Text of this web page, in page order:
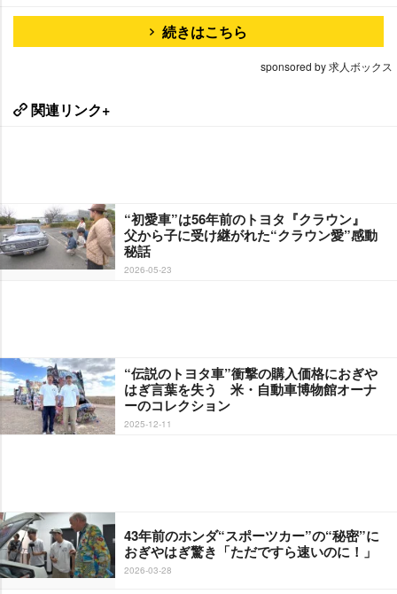
続きはこちら
sponsored by 求人ボックス
関連リンク+
“初愛車”は56年前のトヨタ『クラウン』
父から子に受け継がれた“クラウン愛”感動
秘話
2026-05-23
“伝説のトヨタ車”衝撃の購入価格におぎ
はぎ言葉を失う 米・自動車博物館オーナ
ーのコレクション
2025-12-11
43年前のホンダ“スポーツカー”の“秘密”に
おぎやはぎ驚き「ただですら速いのに！」
2026-03-28